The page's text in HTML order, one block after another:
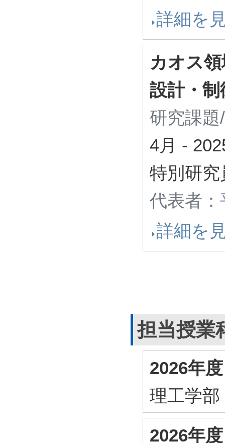
詳細を
カオス
設計・
研究課
4月 -
特別研
代表者：
詳細を
担当授業
2026年
理工学部
2026年